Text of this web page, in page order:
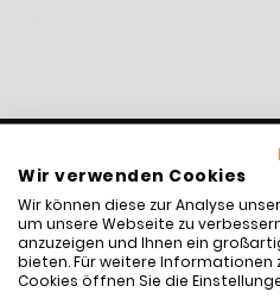
Wir verwenden Cookies
Wir können diese zur Analyse
um unsere Webseite zu
anzuzeigen und Ihnen ein
bieten. Für weitere Informationen
Cookies öffnen Sie die